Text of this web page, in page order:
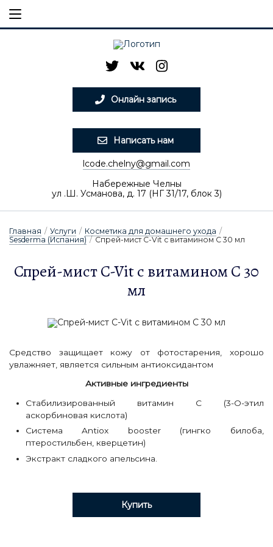
Онлайн запись
Написать нам
lcode.chelny@gmail.com
Набережные Челны
ул .Ш. Усманова, д. 17 (НГ 31/17, блок 3)
Главная / Услуги / Косметика для домашнего ухода /
Sesderma (Испания) / Спрей-мист C-Vit с витамином С 30 мл
Спрей-мист C-Vit с витамином С 30
мл
Средство защищает кожу от фотостарения, хорошо
увлажняет, является сильным антиоксидантом
Активные ингредиенты
Стабилизированный витамин С (3-О-этил
аскорбиновая кислота)
Система Antiox booster (гингко билоба,
птеростильбен, кверцетин)
Экстракт сладкого апельсина.
Купить